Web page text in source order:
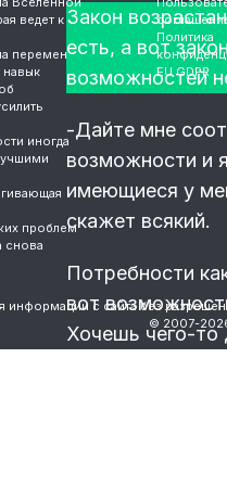
Закон
есть, а вот
возможностей
-Дайте мне
возможности и
имеющиеся у
скажет всякий.
Потребности
вот
Хочешь чего-
ведет к
перемен
иногда
проблем
снова
Политика
EU GDPR
информации с сайта без
© 2007-